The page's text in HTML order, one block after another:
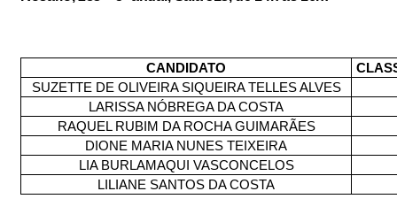
CANDIDATO
SUZETTE DE OLIVEIRA SIQUEIRA TELLES ALVES
LARISSA NÓBREGA DA COSTA
RAQUEL RUBIM DA ROCHA GUIMARÃES
DIONE MARIA NUNES TEIXEIRA
LIA BURLAMAQUI VASCONCELOS
LILIANE SANTOS DA COSTA